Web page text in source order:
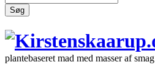
Søg
plantebaseret mad med masser af smag